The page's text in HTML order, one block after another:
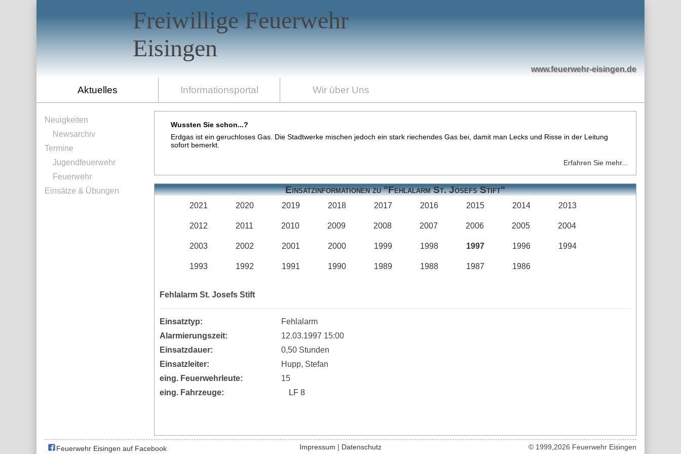
www.feuerwehr-eisingen.de
Freiwillige Feuerwehr
Eisingen
Aktuelles Informationsportal Wir über Uns
Neuigkeiten
Newsarchiv
Termine
Jugendfeuerwehr
Feuerwehr
Einsätze & Übungen
Erfahren Sie mehr...
Wussten Sie schon...?
Erdgas ist ein geruchloses Gas. Die Stadtwerke mischen jedoch ein stark riechendes Gas bei, damit man Lecks und Risse in der Leitung
sofort bemerkt.
Einsatzinformationen zu "Fehlalarm St. Josefs Stift"
2021 2020 2019 2018 2017 2016 2015 2014 2013
2012 2011 2010 2009 2008 2007 2006 2005 2004
2003 2002 2001 2000 1999 1998 1997 1996 1994
1993 1992 1991 1990 1989 1988 1987 1986
Fehlalarm St. Josefs Stift
Einsatztyp:
Fehlalarm
Alarmierungszeit:
12.03.1997 15:00
Einsatzdauer:
0,50 Stunden
Einsatzleiter:
Hupp, Stefan
eing. Feuerwehrleute:
15
eing. Fahrzeuge:
LF 8
Feuerwehr Eisingen auf Facebook Impressum | Datenschutz © 1999,2026 Feuerwehr Eisingen